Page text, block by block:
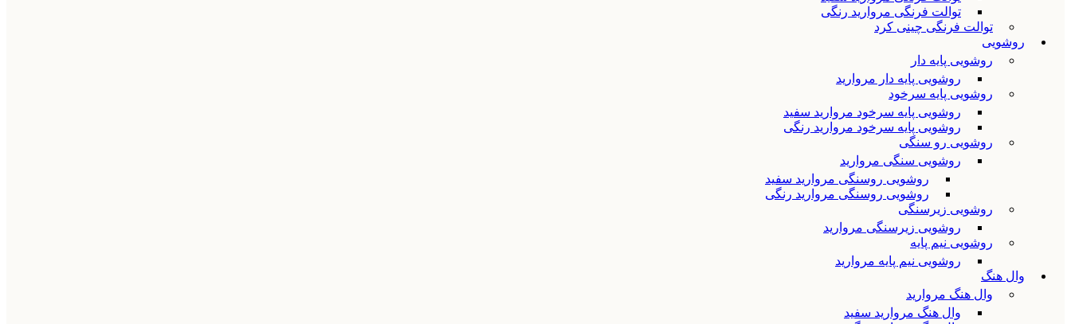
توالت فرنگی مروارید رنگی
توالت فرنگی چینی کرد
روشویی
روشویی پایه دار
روشویی پایه دار مروارید
روشویی پایه سرخود
روشویی پایه سرخود مروارید سفید
روشویی پایه سرخود مروارید رنگی
روشویی رو سنگی
روشویی سنگی مروارید
روشویی روسنگی مروارید سفید
روشویی روسنگی مروارید رنگی
روشویی زیرسنگی
روشویی زیرسنگی مروارید
روشویی نیم پایه
روشویی نیم پایه مروارید
وال هنگ
وال هنگ مروارید
وال هنگ مروارید سفید